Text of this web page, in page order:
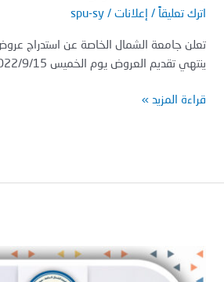
اترك تعليقاً / إعلانات /
spu-sy
تعلن جامعة الشمال الخاصة عن استدراج عروض
ينتهي تقديم العروض يوم الخميس 2022/9/15م
قراءة المزيد »
جولة
تفقدية